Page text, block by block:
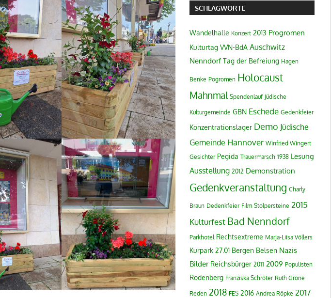
SCHLAGWORTE
Wandelhalle Konzert 2013 Progromen
Kulturtag VVN-BdA Auschwitz
Nenndorf Tag der Befreiung Hagen
Benke Pogromen Holocaust
Mahnmal Spendenlauf Jüdische
Kulturgemeinde GBN Eschede Gedenkfeier
Konzentrationslager Demo Jüdische
Gemeinde Hannover Winfried Wingert
Gesichter Pegida Trauermarsch 1938 Lesung
Ausstellung 2012 Demonstration
Gedenkveranstaltung Charly
Braun Dedenkfeier Film Stolpersteine 2015
Kulturfest Bad Nenndorf
Parkhotel Rechtsextreme Marja-Liisa Völlers
Kurpark 27.01 Bergen Belsen Nazis
Bilder Reichsbürger 2011 2009 Populisten
Rodenberg Franziska Schröter Ruth Gröne
Reden 2018 FES 2016 Andrea Röpke 2017